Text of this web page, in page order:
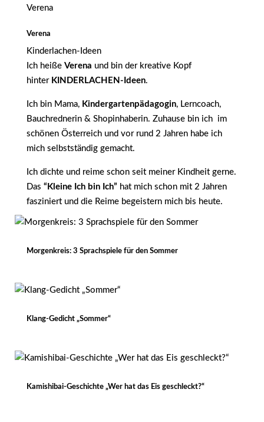
Verena
Verena
Kinderlachen-Ideen
Ich heiße Verena und bin der kreative Kopf
hinter KINDERLACHEN-Ideen.
Ich bin Mama, Kindergartenpädagogin, Lerncoach,
Bauchrednerin & Shopinhaberin. Zuhause bin ich im
schönen Österreich und vor rund 2 Jahren habe ich
mich selbstständig gemacht.
Ich dichte und reime schon seit meiner Kindheit gerne.
Das “Kleine Ich bin Ich” hat mich schon mit 2 Jahren
fasziniert und die Reime begeistern mich bis heute.
Morgenkreis: 3 Sprachspiele für den Sommer
Klang-Gedicht „Sommer“
Kamishibai-Geschichte „Wer hat das Eis geschleckt?“